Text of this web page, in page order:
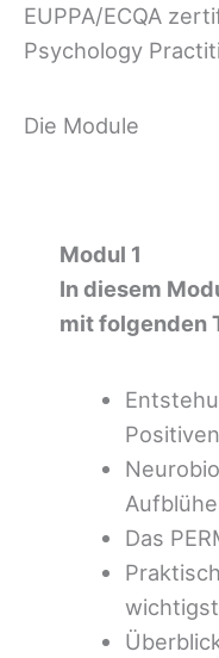
EUPPA/ECQA
Psychology
Die Module
Modul 1
In diesem
mit folgenden
Das